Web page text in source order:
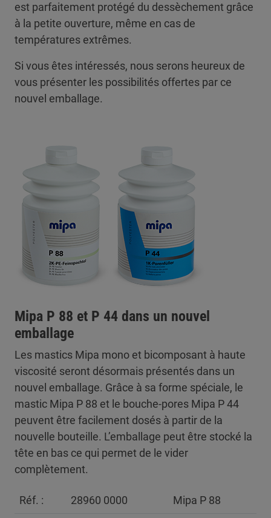
est parfaitement protégé du dessèchement grâce
à la petite ouverture, même en cas de
températures extrêmes.
Si vous êtes intéressés, nous serons heureux de
vous présenter les possibilités offertes par ce
nouvel emballage.
Mipa P 88 et P 44 dans un nouvel
emballage
Les mastics Mipa mono et bicomposant à haute
viscosité seront désormais présentés dans un
nouvel emballage. Grâce à sa forme spéciale, le
mastic Mipa P 88 et le bouche-pores Mipa P 44
peuvent être facilement dosés à partir de la
nouvelle bouteille. L’emballage peut être stocké la
tête en bas ce qui permet de le vider
complètement.
Réf. : 28960 0000 Mipa P 88